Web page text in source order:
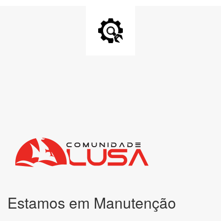
Estamos em Manutenção